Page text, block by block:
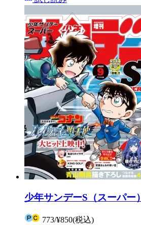
少年サンデーS（スーパー）
773/¥850(税込)